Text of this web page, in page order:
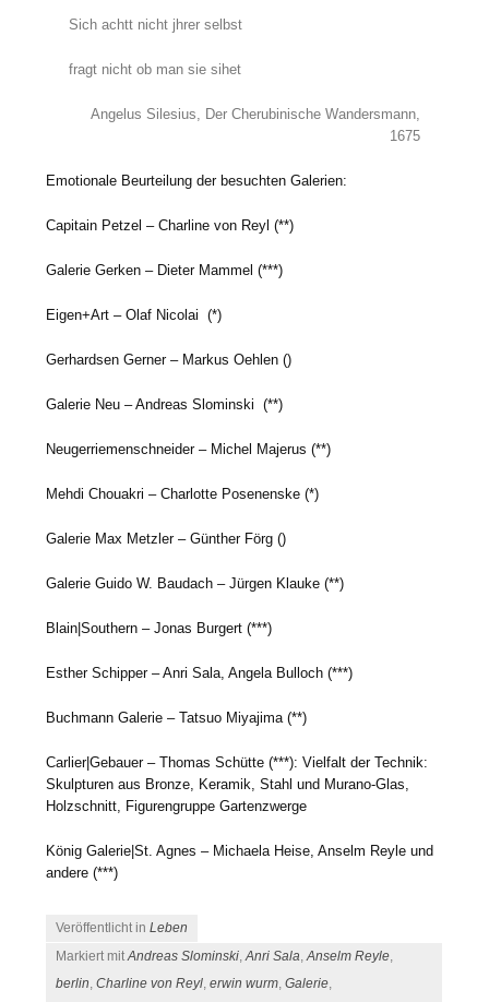
Sich achtt nicht jhrer selbst
fragt nicht ob man sie sihet
Angelus Silesius, Der Cherubinische Wandersmann,
1675
Emotionale Beurteilung der besuchten Galerien:
Capitain Petzel – Charline von Reyl (**)
Galerie Gerken – Dieter Mammel (***)
Eigen+Art – Olaf Nicolai (*)
Gerhardsen Gerner – Markus Oehlen ()
Galerie Neu – Andreas Slominski (**)
Neugerriemenschneider – Michel Majerus (**)
Mehdi Chouakri – Charlotte Posenenske (*)
Galerie Max Metzler – Günther Förg ()
Galerie Guido W. Baudach – Jürgen Klauke (**)
Blain|Southern – Jonas Burgert (***)
Esther Schipper – Anri Sala, Angela Bulloch (***)
Buchmann Galerie – Tatsuo Miyajima (**)
Carlier|Gebauer – Thomas Schütte (***): Vielfalt der Technik:
Skulpturen aus Bronze, Keramik, Stahl und Murano-Glas,
Holzschnitt, Figurengruppe Gartenzwerge
König Galerie|St. Agnes – Michaela Heise, Anselm Reyle und
andere (***)
Veröffentlicht inLeben
Markiert mitAndreas Slominski,Anri Sala,Anselm Reyle,
berlin,Charline von Reyl,erwin wurm,Galerie,